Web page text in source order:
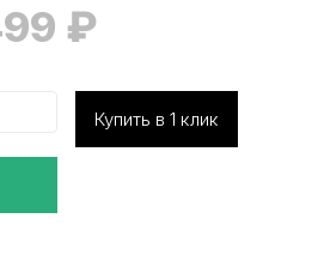
₽
Купить в 1 клик